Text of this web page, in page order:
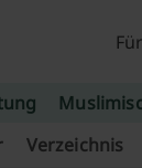
Verzeichnis